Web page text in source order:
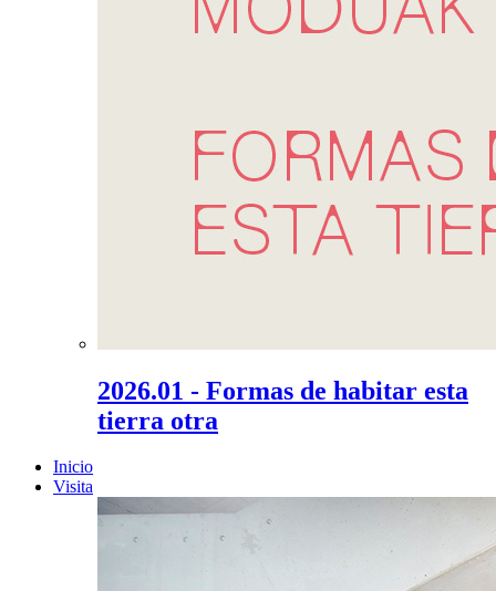
2026.01 - Formas de habitar esta
tierra otra
Inicio
Visita